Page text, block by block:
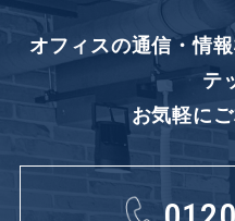
オフィスの通信・情
テ
お気軽に